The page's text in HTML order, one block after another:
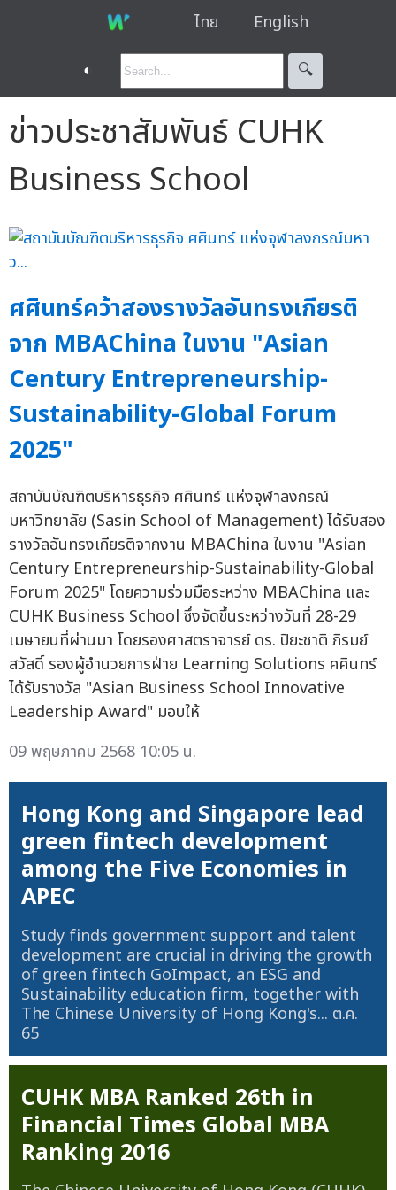
ไทย English
◐ 🔍︎
ข่าวประชาสัมพันธ์ CUHK
Business School
ศศินทร์คว้าสองรางวัลอันทรงเกียรติ
จาก MBAChina ในงาน "Asian
Century Entrepreneurship-
Sustainability-Global Forum
2025"
สถาบันบัณฑิตบริหารธุรกิจ ศศินทร์ แห่งจุฬาลงกรณ์
มหาวิทยาลัย (Sasin School of Management) ได้รับสอง
รางวัลอันทรงเกียรติจากงาน MBAChina ในงาน "Asian
Century Entrepreneurship-Sustainability-Global
Forum 2025" โดยความร่วมมือระหว่าง MBAChina และ
CUHK Business School ซึ่งจัดขึ้นระหว่างวันที่ 28-29
เมษายนที่ผ่านมา โดยรองศาสตราจารย์ ดร. ปิยะชาติ ภิรมย์
สวัสดิ์ รองผู้อำนวยการฝ่าย Learning Solutions ศศินทร์
ได้รับรางวัล "Asian Business School Innovative
Leadership Award" มอบให้
09 พฤษภาคม 2568 10:05 น.
Hong Kong and Singapore lead
green fintech development
among the Five Economies in
APEC
Study finds government support and talent
development are crucial in driving the growth
of green fintech GoImpact, an ESG and
Sustainability education firm, together with
The Chinese University of Hong Kong's... ต.ค.
65
CUHK MBA Ranked 26th in
Financial Times Global MBA
Ranking 2016